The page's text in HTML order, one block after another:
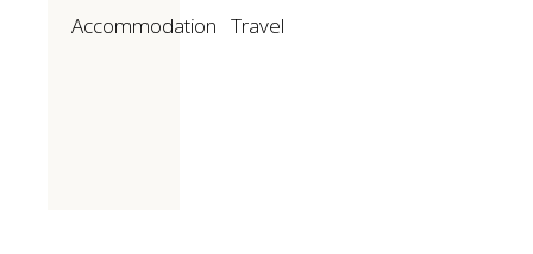
Accommodation Travel